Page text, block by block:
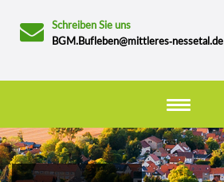
Schreiben Sie uns
BGM.Bufleben@mittleres-nessetal.de